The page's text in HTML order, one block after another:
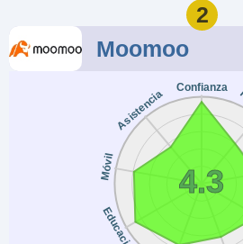
Copy Trading
No
2
Moomoo
Confianza
Educación
Móvil
Asistencia
4.3